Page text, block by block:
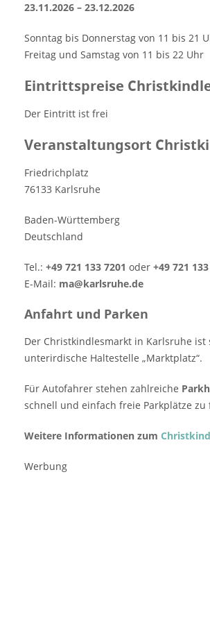
Karlsruhe 2026 23.11.2026 – 23.12.2026
Freitag und Samstag von 11 bis 22 Uhr
Eintrittspreise Christkindlesmarkt in
Veranstaltungsort Christkindlesmarkt in
Karlsruhe Baden-Württemberg
Tel.: +49 721 133 7201 oder +49 721 133
E-Mail: ma@karlsruhe.de Anfahrt und
Parken Der Christkindlesmarkt in
ist sehr gut mit den öffentlichen
Ausstiegspunkt ist die unterirdische
Haltestelle "Marktplatz". Für Autofahrer
Innenstadt zur Verfügung. Wir
das Parkleitsystem zu nutzen, um schnell
Weitere Informationen zum
Christkindlesmarkt in…
23.11.2026 – 23.12.2026
Sonntag bis Donnerstag von 11 bis 21
Freitag und Samstag von 11 bis 22 Uhr
Eintrittspreise
Der Eintritt ist frei
Veranstaltungsort
Friedrichplatz
76133 Karlsruhe
Baden-Württemberg
Deutschland
Tel.: +49 721 133 7201 oder +49 721
E-Mail: ma@karlsruhe.de
Anfahrt und Parken
Der Christkindlesmarkt in Karlsruhe
unterirdische Haltestelle „Marktplatz“.
Für Autofahrer stehen zahlreiche
schnell und einfach freie Parkplätze zu
Weitere Informationen zum
Werbung